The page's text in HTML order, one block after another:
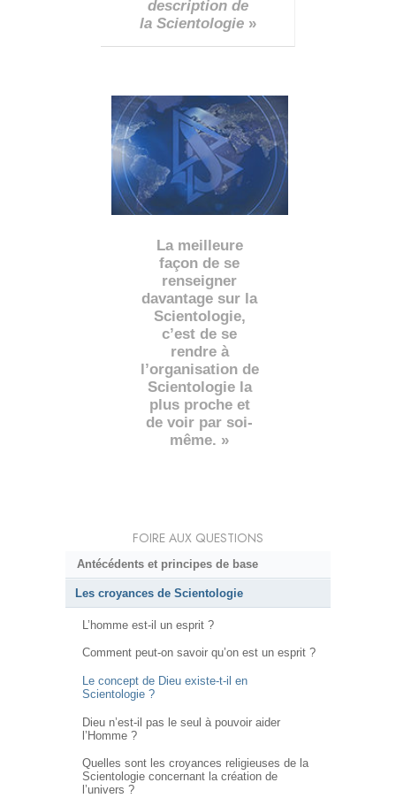
description de
la Scientologie»
La meilleure
façon de se
renseigner
davantage sur la
Scientologie,
c’est de se
rendre à
l’organisation de
Scientologie la
plus proche et
de voir par soi-
même. »
FOIRE AUX QUESTIONS
Antécédents et principes de base
Les croyances de Scientologie
L’homme est-il un esprit ?
Comment peut-on savoir qu’on est un esprit ?
Le concept de Dieu existe-t-il en
Scientologie ?
Dieu n’est-il pas le seul à pouvoir aider
l’Homme ?
Quelles sont les croyances religieuses de la
Scientologie concernant la création de
l’univers ?